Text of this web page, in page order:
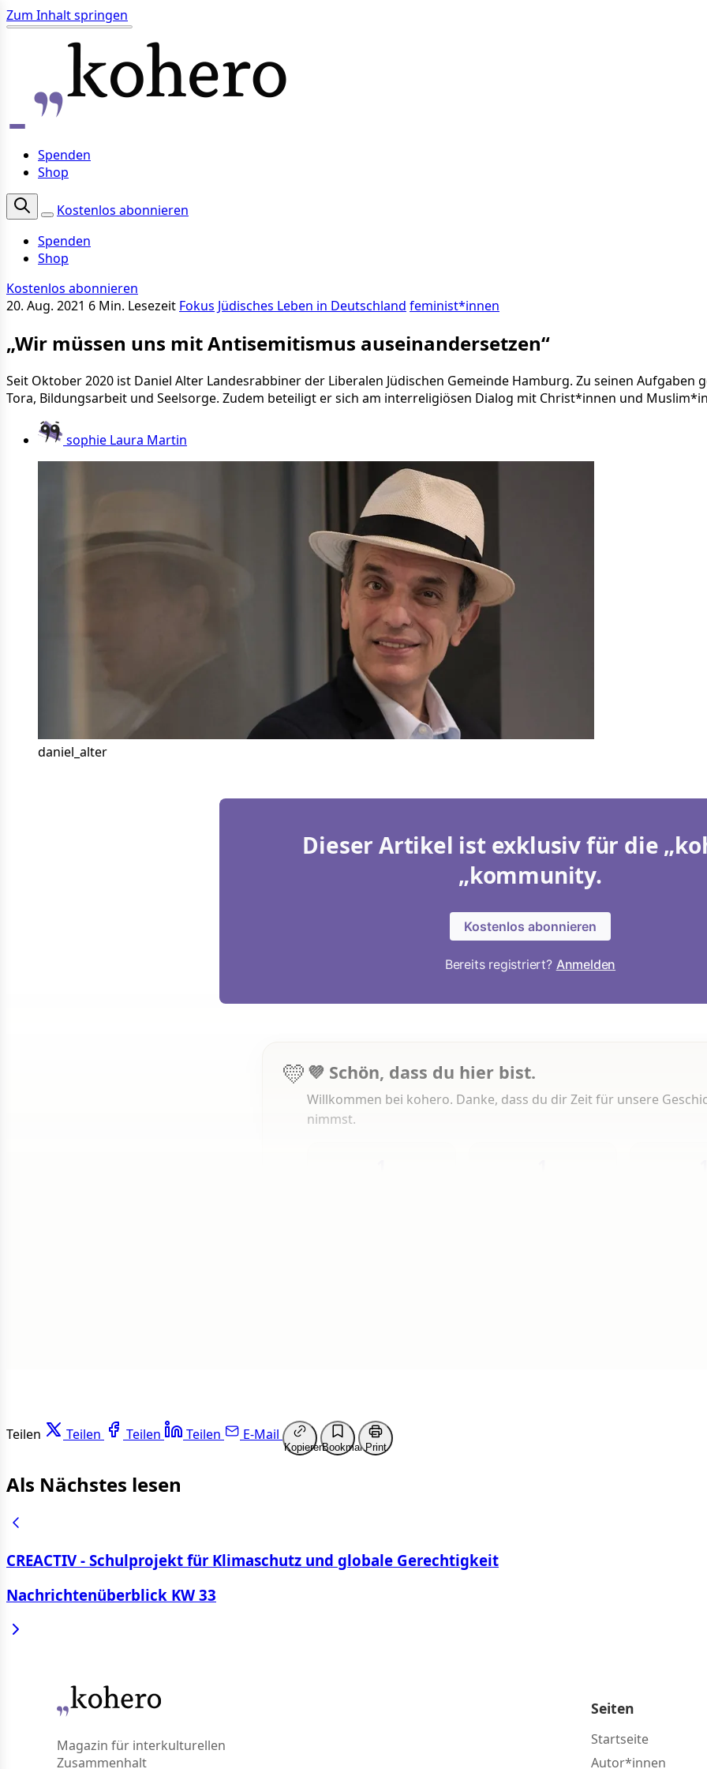
Zum Inhalt springen
Spenden
Shop
Kostenlos abonnieren
Spenden
Shop
Kostenlos abonnieren
20. Aug. 2021 6 Min. Lesezeit Fokus Jüdisches Leben in Deutschland feminist*innen
„Wir müssen uns mit Antisemitismus auseinandersetzen“
Seit Oktober 2020 ist Daniel Alter Landesrabbiner der Liberalen Jüdischen Gemeinde Hamburg. Zu seinen
Tora, Bildungsarbeit und Seelsorge. Zudem beteiligt er sich am interreligiösen Dialog mit Christ*innen und
sophie Laura Martin
daniel_alter
Dieser Artikel ist exklusiv für die
„kommunity.
Kostenlos abonnieren
Bereits registriert? Anmelden
💛 💜 Schön, dass du hier bist.
Willkommen bei kohero. Danke, dass du dir Zeit für unsere
nimmst.
Teilen Teilen Teilen Teilen E-Mail
KopierenBookmarkPrint
Als Nächstes lesen
CREACTIV - Schulprojekt für Klimaschutz und globale Gerechtigkeit
Nachrichtenüberblick KW 33
Magazin für interkulturellen
Zusammenhalt
Seiten
Startseite
Autor*innen